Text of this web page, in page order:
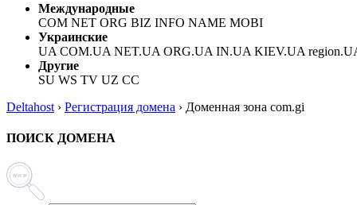
Международные
COM NET ORG BIZ INFO NAME MOBI
Украинские
UA COM.UA NET.UA ORG.UA IN.UA KIEV.UA
Другие
SU WS TV UZ CC
Deltahost › Регистрация домена › Доменная зона com.gi
ПОИСК ДОМЕНА